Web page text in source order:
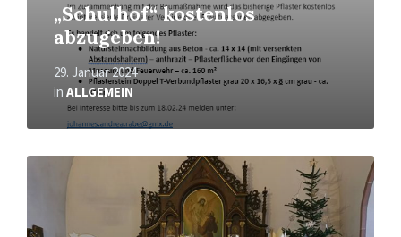
„Schulhof“ kostenlos
abzugeben!
29. Januar 2024
in ALLGEMEIN
Mehr
erfahren